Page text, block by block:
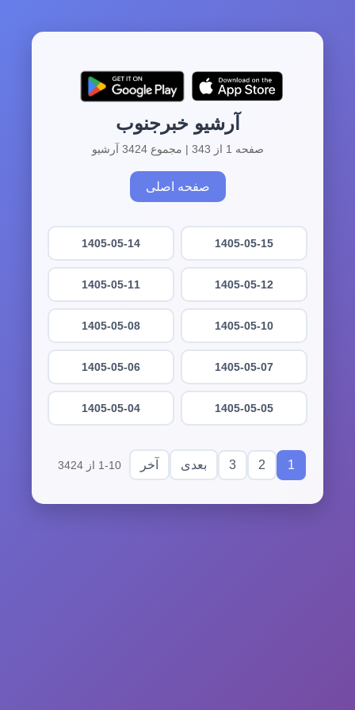
آرشیو خبرجنوب
صفحه 1 از 343 | مجموع 3424 آرشیو
صفحه اصلی
1405-05-15
1405-05-14
1405-05-12
1405-05-11
1405-05-10
1405-05-08
1405-05-07
1405-05-06
1405-05-05
1405-05-04
1
2
3 بعدی آخر 1-10 از 3424